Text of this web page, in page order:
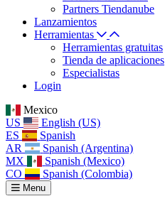
Partners Tiendanube
Lanzamientos
Herramientas
Herramientas gratuitas
Tienda de aplicaciones
Especialistas
Login
Mexico
US
English (US)
ES
Spanish
AR
Spanish (Argentina)
MX
Spanish (Mexico)
CO
Spanish (Colombia)
Menu